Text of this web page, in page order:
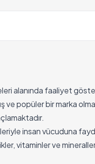
alanında faaliyet
ve popüler bir marka
insan vücuduna
vitaminler ve mineraller